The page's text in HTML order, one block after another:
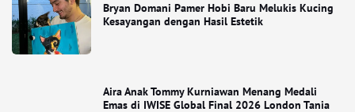
Bryan Domani Pamer Hobi Baru Melukis Kucing
Kesayangan dengan Hasil Estetik
Aira Anak Tommy Kurniawan Menang Medali
Emas di IWISE Global Final 2026 London Tania